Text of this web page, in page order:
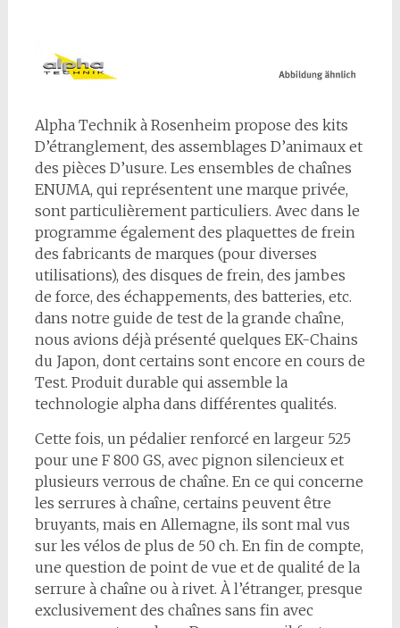
Alpha Technik à Rosenheim propose des kits
D’étranglement, des assemblages D’animaux et
des pièces D’usure. Les ensembles de chaînes
ENUMA, qui représentent une marque privée,
sont particulièrement particuliers. Avec dans le
programme également des plaquettes de frein
des fabricants de marques (pour diverses
utilisations), des disques de frein, des jambes
de force, des échappements, des batteries, etc.
dans notre guide de test de la grande chaîne,
nous avions déjà présenté quelques EK-Chains
du Japon, dont certains sont encore en cours de
Test. Produit durable qui assemble la
technologie alpha dans différentes qualités.
Cette fois, un pédalier renforcé en largeur 525
pour une F 800 GS, avec pignon silencieux et
plusieurs verrous de chaîne. En ce qui concerne
les serrures à chaîne, certains peuvent être
bruyants, mais en Allemagne, ils sont mal vus
sur les vélos de plus de 50 ch. En fin de compte,
une question de point de vue et de qualité de la
serrure à chaîne ou à rivet. À l’étranger, presque
exclusivement des chaînes sans fin avec